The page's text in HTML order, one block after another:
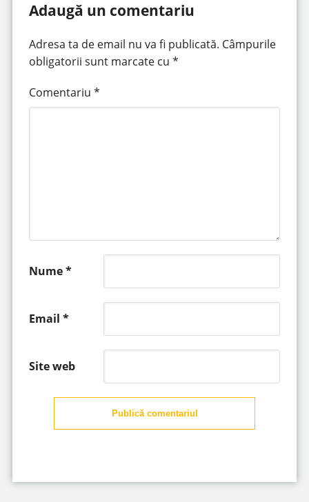
Adaugă un comentariu
Adresa ta de email nu va fi publicată. Câmpurile
obligatorii sunt marcate cu *
Comentariu *
Nume*
Email *
Site web
Publică comentariul